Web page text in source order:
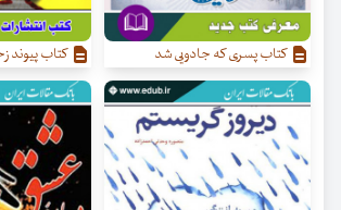
کتاب پسری که جادویی شد کتاب پیوند